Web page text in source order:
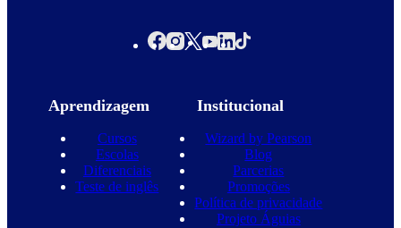
Aprendizagem
Cursos
Escolas
Diferenciais
Teste de inglês
Institucional
Wizard by Pearson
Blog
Parcerias
Promoções
Política de privacidade
Projeto Águias